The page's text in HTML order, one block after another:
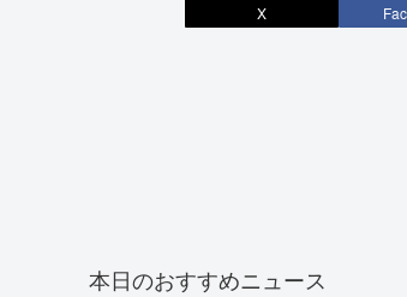
X
本日のおすすめニュース